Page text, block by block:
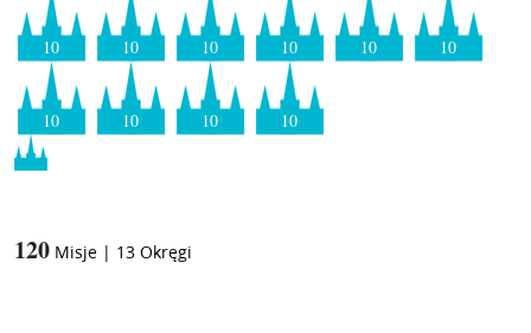
10 10 10 10 10 10
10 10 10 10
120 Misje | 13 Okręgi